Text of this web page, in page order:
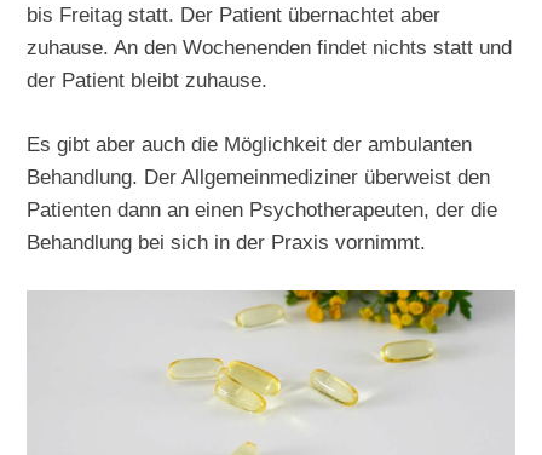
bis Freitag statt. Der Patient übernachtet aber
zuhause. An den Wochenenden findet nichts statt und
der Patient bleibt zuhause.
Es gibt aber auch die Möglichkeit der ambulanten
Behandlung. Der Allgemeinmediziner überweist den
Patienten dann an einen Psychotherapeuten, der die
Behandlung bei sich in der Praxis vornimmt.